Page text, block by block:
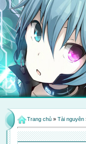
Trang chủ » Tài nguyên